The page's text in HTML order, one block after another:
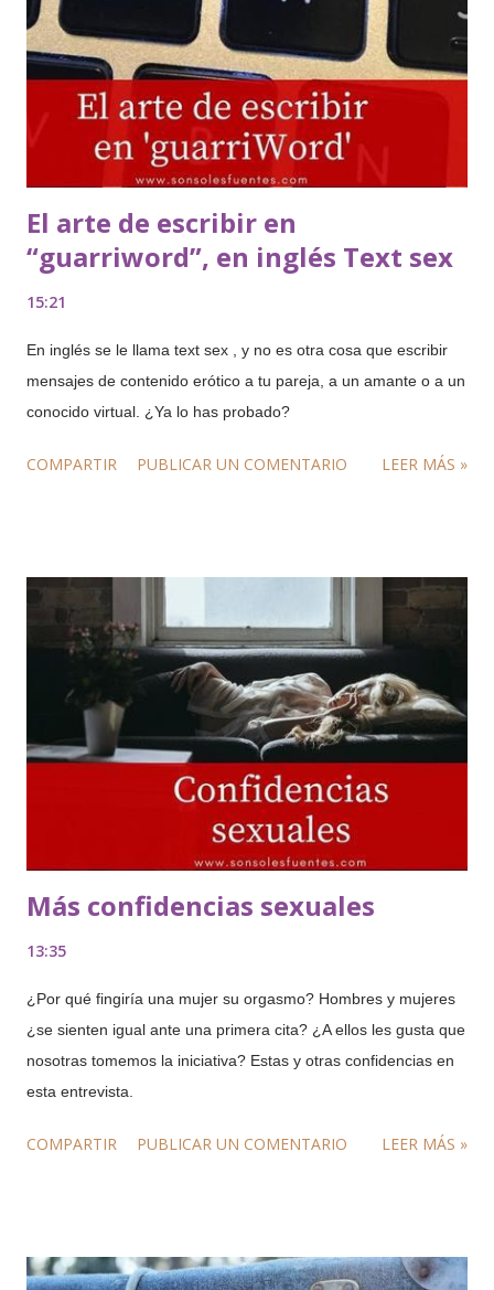
El arte de escribir en
“guarriword”, en inglés Text sex
15:21
En inglés se le llama text sex , y no es otra cosa que escribir
mensajes de contenido erótico a tu pareja, a un amante o a un
conocido virtual. ¿Ya lo has probado?
COMPARTIR PUBLICAR UN COMENTARIO LEER MÁS »
Más confidencias sexuales
13:35
¿Por qué fingiría una mujer su orgasmo? Hombres y mujeres
¿se sienten igual ante una primera cita? ¿A ellos les gusta que
nosotras tomemos la iniciativa? Estas y otras confidencias en
esta entrevista.
COMPARTIR PUBLICAR UN COMENTARIO LEER MÁS »